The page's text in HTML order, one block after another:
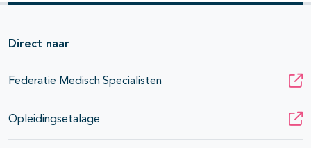
Direct naar
Federatie Medisch Specialisten
Opleidingsetalage